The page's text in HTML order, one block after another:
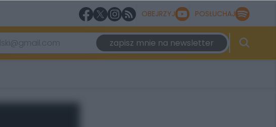
OBEJRZYJ POSŁUCHAJ
zapisz mnie na newsletter